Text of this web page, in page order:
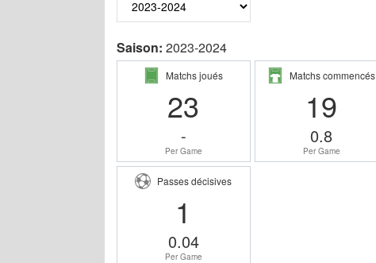
Saison: 2023-2024
Matchs joués
23
-
Per Game
Matchs commencés
19
0.8
Per Game
Passes décisives
1
0.04
Per Game